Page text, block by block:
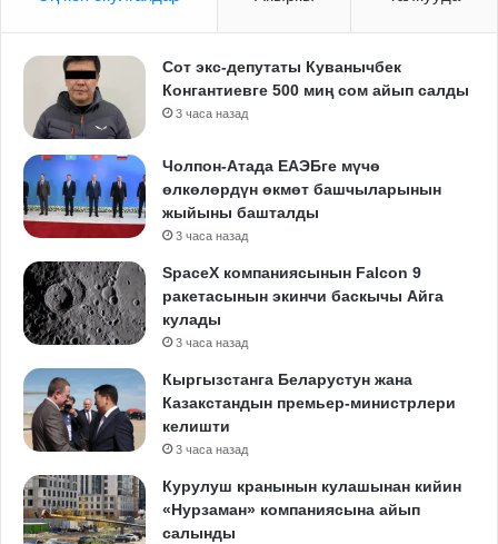
Сот экс-депутаты Куванычбек
Конгантиевге 500 миң сом айып салды
3 часа назад
Чолпон-Атада ЕАЭБге мүчө
өлкөлөрдүн өкмөт башчыларынын
жыйыны башталды
3 часа назад
SpaceX компаниясынын Falcon 9
ракетасынын экинчи баскычы Айга
кулады
3 часа назад
Кыргызстанга Беларустун жана
Казакстандын премьер-министрлери
келишти
3 часа назад
Курулуш кранынын кулашынан кийин
«Нурзаман» компаниясына айып
салынды